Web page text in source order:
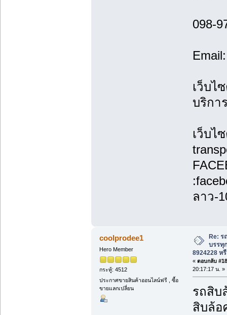
098-
เว็บไ
บริกา
เว็บไ
ลาว-
coolprodee1
Hero Member
กระทู้: 4512
ประกาศขายสินค้าออนไลน์ฟรี , ซื้อ
ขายแลกเปลี่ยน
Re: ร
บรรทุ
8924228 ห
« ตอบกลับ
20:17:17 น. »
รถสิบ
สิบล้อ